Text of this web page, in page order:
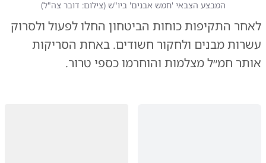
המבצע הצבאי 'חמש אבנים' ביו"ש (צילום: דובר צה"ל)
לאחר התקיפות כוחות הביטחון החלו לפעול ולסרוק
עשרות מבנים ולחקור חשודים. באחת הסריקות
אותר חמ״ל מצלמות והוחרמו כספי טרור.